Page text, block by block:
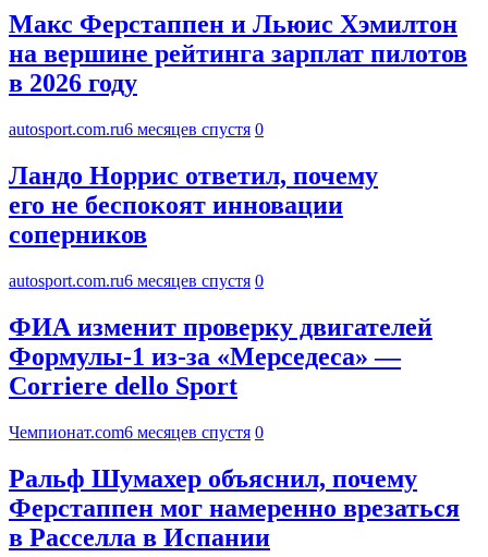
Макс Ферстаппен и Льюис Хэмилтон
на вершине рейтинга зарплат пилотов
в 2026 году
autosport.com.ru6 месяцев спустя 0
Ландо Норрис ответил, почему
его не беспокоят инновации
соперников
autosport.com.ru6 месяцев спустя 0
ФИА изменит проверку двигателей
Формулы-1 из-за «Мерседеса» —
Corriere dello Sport
Чемпионат.com6 месяцев спустя 0
Ральф Шумахер объяснил, почему
Ферстаппен мог намеренно врезаться
в Расселла в Испании